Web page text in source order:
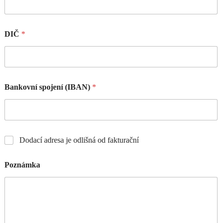
DIČ *
Bankovní spojení (IBAN) *
Dodací adresa je odlišná od fakturační
Poznámka